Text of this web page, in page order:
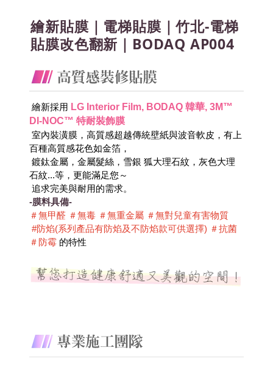
繪新貼膜｜電梯貼膜｜竹北-電梯
貼膜改色翻新｜BODAQ AP004
繪新採用 LG Interior Film, BODAQ 韓華, 3M™
DI-NOC™ 特耐裝飾膜
百種高質感花色如金箔，
石紋...等，更能滿足您～
追求完美與耐用的需求。
-膜料具備-
＃無甲醛 ＃無毒 ＃無重金屬 ＃無對兒童有害物質
＃防霉 的特性